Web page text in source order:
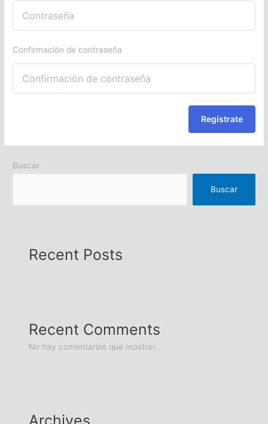
Confirmación de contraseña
Regístrate
Buscar
Buscar
Recent Posts
Recent Comments
No hay comentarios que mostrar.